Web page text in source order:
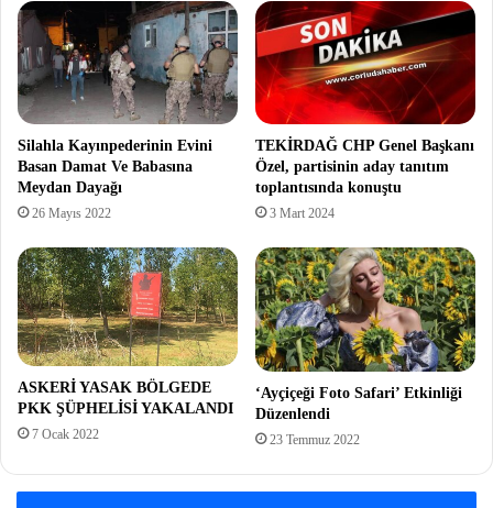
Silahla Kayınpederinin Evini
Basan Damat Ve Babasına
Meydan Dayağı
26 Mayıs 2022
TEKİRDAĞ CHP Genel Başkanı
Özel, partisinin aday tanıtım
toplantısında konuştu
3 Mart 2024
ASKERİ YASAK BÖLGEDE
PKK ŞÜPHELİSİ YAKALANDI
7 Ocak 2022
‘Ayçiçeği Foto Safari’ Etkinliği
Düzenlendi
23 Temmuz 2022